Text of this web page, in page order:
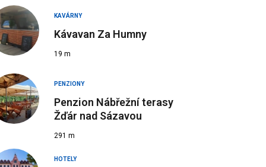
Marek Urban
KAVÁRNY
Kávavan Za Humny
19 m
PENZIONY
Penzion Nábřežní terasy
Žďár nad Sázavou
291 m
HOTELY